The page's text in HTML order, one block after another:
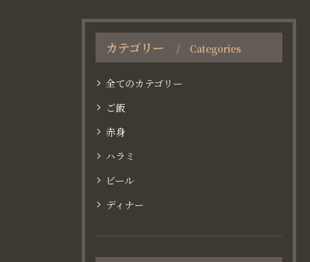
カテゴリー Categories
全てのカテゴリー
ご飯
赤身
ハラミ
ビール
ディナー